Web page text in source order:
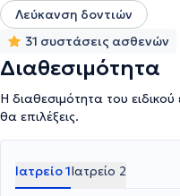
υπηρεσίες σε όλο το φάσμα
χώρο αποκλειστικά για την
εφαρμόζονται όλα τα
Λεύκανση δοντιών
31 συστάσεις ασθενών
Διαθεσιμότητα
Η διαθεσιμότητα του
θα επιλέξεις.
Ιατρείο 1Ιατρείο 2